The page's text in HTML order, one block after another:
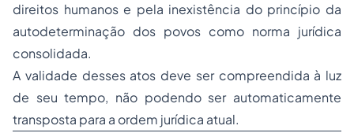
direitos humanos e pela inexistência do princípio da
autodeterminação dos povos como norma jurídica
consolidada.
A validade desses atos deve ser compreendida à luz
de seu tempo, não podendo ser automaticamente
transposta para a ordem jurídica atual.